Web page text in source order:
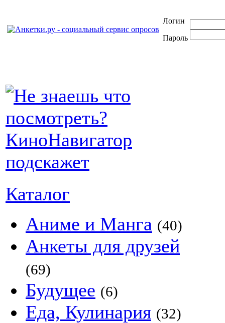
Логин
Пароль
Каталог
Аниме и Манга (40)
Анкеты для друзей
(69)
Будущее (6)
Еда, Кулинария (32)